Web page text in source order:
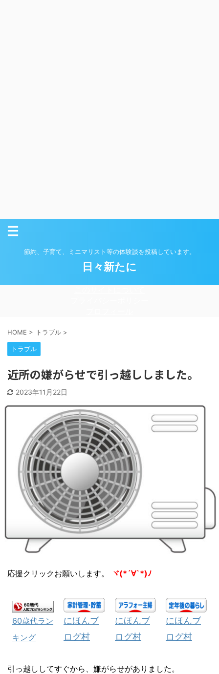
節約、子育て、ミニマリスト等の体験談を投稿しています。
日々新たに
HOME > トラブル >
トラブル
近所の嫌がらせで引っ越ししました。
2023年11月22日
応援クリックお願いします。 ヾ(*´∀`*)ﾉ
60歳代ラン
キング
にほんブ
ログ村
にほんブ
ログ村
にほんブ
ログ村
引っ越ししてすぐから、嫌がらせがありました。